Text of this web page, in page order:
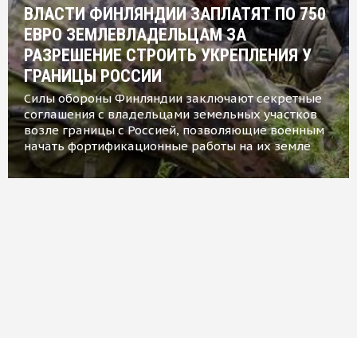
ВЛАСТИ ФИНЛЯНДИИ ЗАПЛАТЯТ ПО 750
ЕВРО ЗЕМЛЕВЛАДЕЛЬЦАМ ЗА
РАЗРЕШЕНИЕ СТРОИТЬ УКРЕПЛЕНИЯ У
ГРАНИЦЫ РОССИИ
Силы обороны Финляндии заключают секретные
соглашения с владельцами земельных участков
возле границы с Россией, позволяющие военным
начать фортификационные работы на их земле